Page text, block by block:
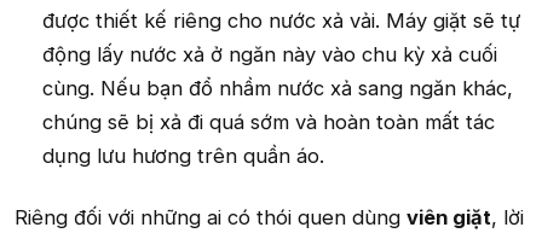
được thiết kế riêng cho nước xả vải. Máy giặt sẽ tự
động lấy nước xả ở ngăn này vào chu kỳ xả cuối
cùng. Nếu bạn đổ nhầm nước xả sang ngăn khác,
chúng sẽ bị xả đi quá sớm và hoàn toàn mất tác
dụng lưu hương trên quần áo.
Riêng đối với những ai có thói quen dùng viên giặt, lời